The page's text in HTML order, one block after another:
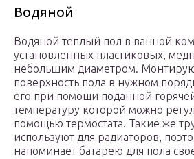
Водяной
Водяной теплый пол в ванной
установленных пластиковых,
небольшим диаметром.
поверхность пола в нужном
его при помощи поданной
температуру которой можно
помощью термостата. Такие же
используют для радиаторов,
напоминает батарею для пола